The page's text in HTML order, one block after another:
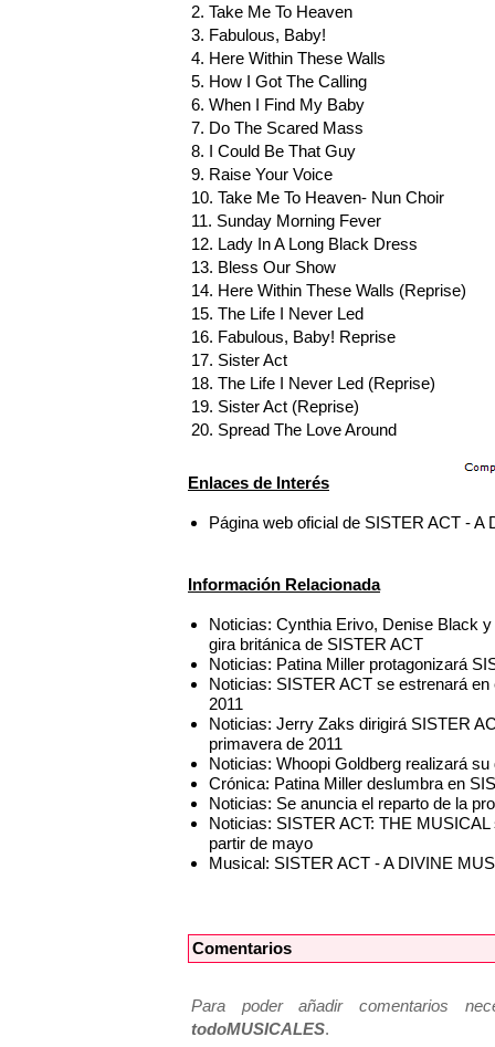
2. Take Me To Heaven
3. Fabulous, Baby!
4. Here Within These Walls
5. How I Got The Calling
6. When I Find My Baby
7. Do The Scared Mass
8. I Could Be That Guy
9. Raise Your Voice
10. Take Me To Heaven- Nun Choir
11. Sunday Morning Fever
12. Lady In A Long Black Dress
13. Bless Our Show
14. Here Within These Walls (Reprise)
15. The Life I Never Led
16. Fabulous, Baby! Reprise
17. Sister Act
18. The Life I Never Led (Reprise)
19. Sister Act (Reprise)
20. Spread The Love Around
Enlaces de Interés
Página web oficial de SISTER ACT -
Información Relacionada
Noticias: Cynthia Erivo, Denise Black
gira británica de SISTER ACT
Noticias: Patina Miller protagonizará
Noticias: SISTER ACT se estrenará
2011
Noticias: Jerry Zaks dirigirá SISTER
primavera de 2011
Noticias: Whoopi Goldberg realizará
Crónica: Patina Miller deslumbra en
Noticias: Se anuncia el reparto de la
Noticias: SISTER ACT: THE
partir de mayo
Musical: SISTER ACT - A DIVINE
Comentarios
Para poder añadir comentarios
todoMUSICALES.